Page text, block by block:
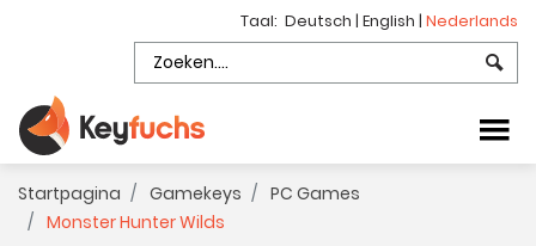
Taal: Deutsch | English | Nederlands
Startpagina Gamekeys
PC Games
Monster Hunter Wilds